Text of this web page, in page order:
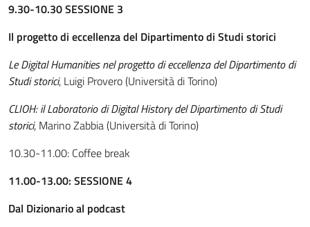
9.30-10.30 SESSIONE 3
Il progetto di eccellenza del Dipartimento di Studi storici
Le Digital Humanities nel progetto di eccellenza del Dipartimento di
Studi storici, Luigi Provero (Università di Torino)
CLIOH: il Laboratorio di Digital History del Dipartimento di Studi
storici, Marino Zabbia (Università di Torino)
10.30-11.00: Coffee break
11.00-13.00: SESSIONE 4
Dal Dizionario al podcast